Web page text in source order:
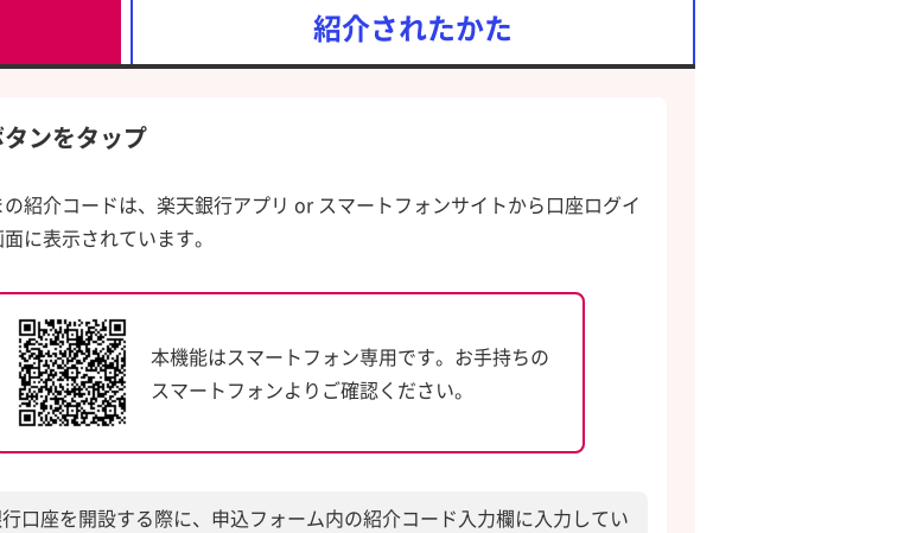
紹介されたかた
タンをタップ
紹介コードは、楽天銀行アプリ or スマートフォンサイトから口座ログイ
に表示されています。
本機能はスマートフォン専用です。お手持ちの
スマートフォンよりご確認ください。
口座を開設する際に、申込フォーム内の紹介コード入力欄に入力してい